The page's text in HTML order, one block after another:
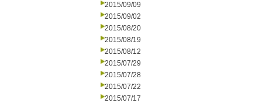
2015/09/09
2015/09/02
2015/08/20
2015/08/19
2015/08/12
2015/07/29
2015/07/28
2015/07/22
2015/07/17